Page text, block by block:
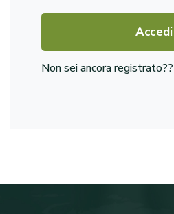
Accedi
Non sei ancora registrato??